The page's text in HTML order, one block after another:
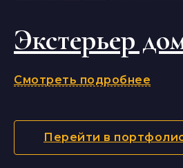
Экстерьер
Смотреть подробнее
Перейти в